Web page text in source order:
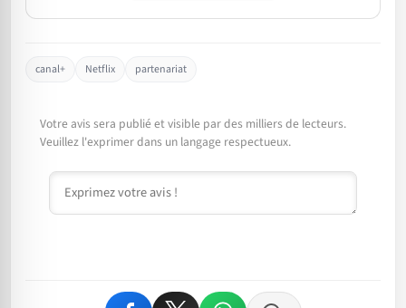
canal+ Netflix partenariat
Votre avis sera publié et visible par des milliers de lecteurs.
Veuillez l'exprimer dans un langage respectueux.
Commentaire